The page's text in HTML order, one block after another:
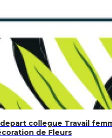
collegue Travail
de Fleurs